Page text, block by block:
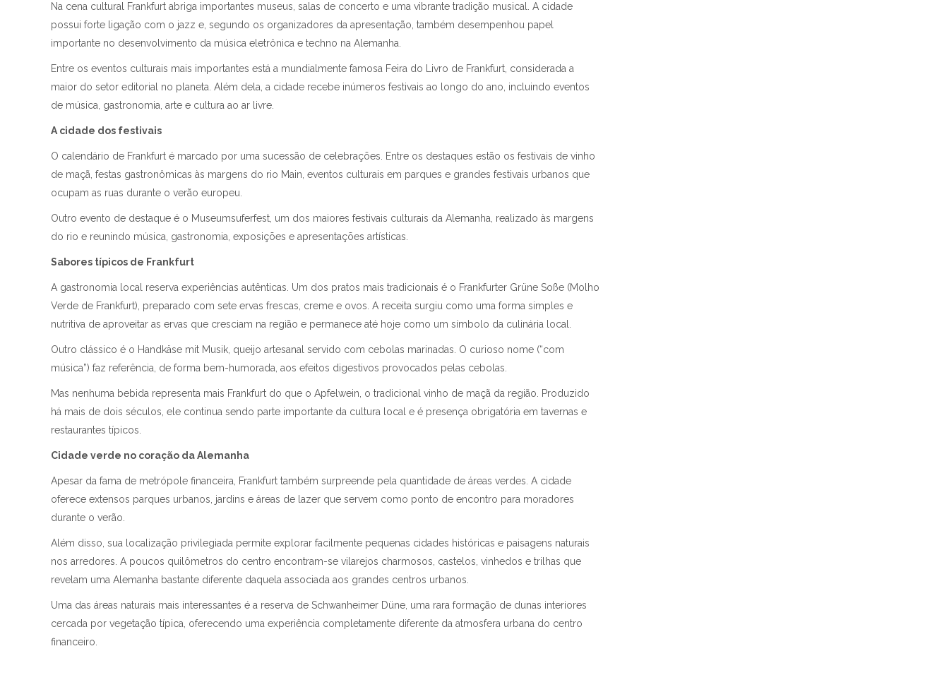
Na cena cultural Frankfurt abriga importantes museus, salas de concerto e uma vibrante tradição musical. A cidade
possui forte ligação com o jazz e, segundo os organizadores da apresentação, também desempenhou papel
importante no desenvolvimento da música eletrônica e techno na Alemanha.
Entre os eventos culturais mais importantes está a mundialmente famosa Feira do Livro de Frankfurt, considerada a
maior do setor editorial no planeta. Além dela, a cidade recebe inúmeros festivais ao longo do ano, incluindo eventos
de música, gastronomia, arte e cultura ao ar livre.
A cidade dos festivais
O calendário de Frankfurt é marcado por uma sucessão de celebrações. Entre os destaques estão os festivais de vinho
de maçã, festas gastronômicas às margens do rio Main, eventos culturais em parques e grandes festivais urbanos que
ocupam as ruas durante o verão europeu.
Outro evento de destaque é o Museumsuferfest, um dos maiores festivais culturais da Alemanha, realizado às margens
do rio e reunindo música, gastronomia, exposições e apresentações artísticas.
Sabores típicos de Frankfurt
A gastronomia local reserva experiências autênticas. Um dos pratos mais tradicionais é o Frankfurter Grüne Soße (Molho
Verde de Frankfurt), preparado com sete ervas frescas, creme e ovos. A receita surgiu como uma forma simples e
nutritiva de aproveitar as ervas que cresciam na região e permanece até hoje como um símbolo da culinária local.
Outro clássico é o Handkäse mit Musik, queijo artesanal servido com cebolas marinadas. O curioso nome (“com
música”) faz referência, de forma bem-humorada, aos efeitos digestivos provocados pelas cebolas.
Mas nenhuma bebida representa mais Frankfurt do que o Apfelwein, o tradicional vinho de maçã da região. Produzido
há mais de dois séculos, ele continua sendo parte importante da cultura local e é presença obrigatória em tavernas e
restaurantes típicos.
Cidade verde no coração da Alemanha
Apesar da fama de metrópole financeira, Frankfurt também surpreende pela quantidade de áreas verdes. A cidade
oferece extensos parques urbanos, jardins e áreas de lazer que servem como ponto de encontro para moradores
durante o verão.
Além disso, sua localização privilegiada permite explorar facilmente pequenas cidades históricas e paisagens naturais
nos arredores. A poucos quilômetros do centro encontram-se vilarejos charmosos, castelos, vinhedos e trilhas que
revelam uma Alemanha bastante diferente daquela associada aos grandes centros urbanos.
Uma das áreas naturais mais interessantes é a reserva de Schwanheimer Düne, uma rara formação de dunas interiores
cercada por vegetação típica, oferecendo uma experiência completamente diferente da atmosfera urbana do centro
financeiro.